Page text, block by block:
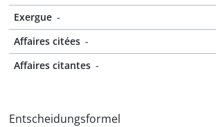
Exergue -
Affaires citées -
Affaires citantes -
Entscheidungsformel